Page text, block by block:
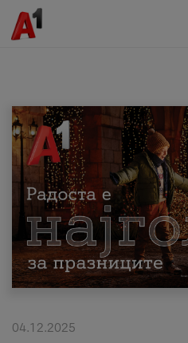
МК EN SQ
Приватни Деловни
Поддршка
Надополни кредит
04.12.2025